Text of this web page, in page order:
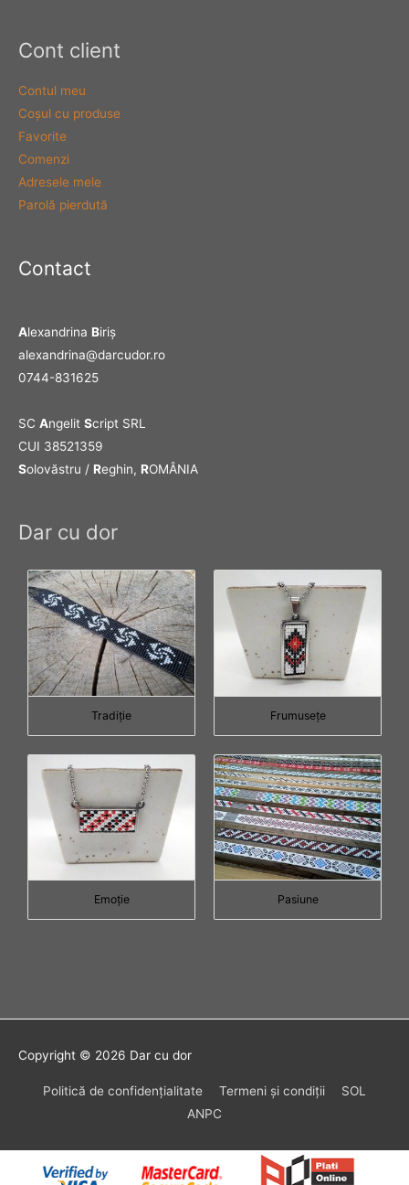
Cont client
Contul meu
Coşul cu produse
Favorite
Comenzi
Adresele mele
Parolă pierdută
Contact
Alexandrina Biriş
alexandrina@darcudor.ro
0744-831625
SC Angelit Script SRL
CUI 38521359
Solovăstru / Reghin, ROMÂNIA
Dar cu dor
Tradiţie Frumuseţe
Emoţie Pasiune
Copyright © 2026 Dar cu dor
Politică de confidenţialitate Termeni şi condiţii
SOL
ANPC